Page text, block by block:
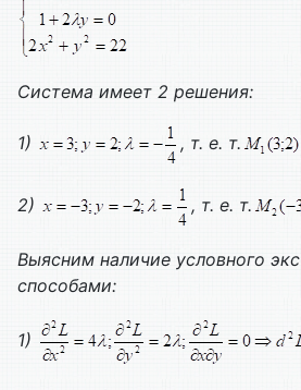
Система имеет 2 решения:
1) , т. е. т.
2) , т. е. т.
Выясним наличие условного
способами:
1)